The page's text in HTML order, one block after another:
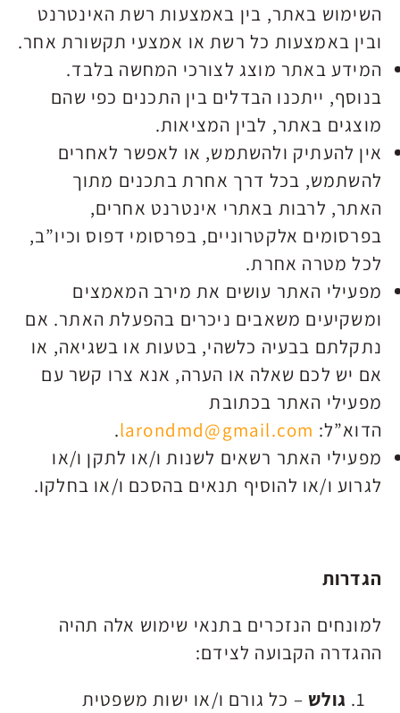
השימוש באתר, בין באמצעות רשת האינטרנט
ובין באמצעות כל רשת או אמצעי תקשורת אחר.
המידע באתר מוצג לצורכי המחשה בלבד.
בנוסף, ייתכנו הבדלים בין התכנים כפי שהם
מוצגים באתר, לבין המציאות.
אין להעתיק ולהשתמש, או לאפשר לאחרים
להשתמש, בכל דרך אחרת בתכנים מתוך
האתר, לרבות באתרי אינטרנט אחרים,
בפרסומים אלקטרוניים, בפרסומי דפוס וכיו”ב,
לכל מטרה אחרת.
מפעילי האתר עושים את מירב המאמצים
ומשקיעים משאבים ניכרים בהפעלת האתר. אם
נתקלתם בבעיה כלשהי, בטעות או בשגיאה, או
אם יש לכם שאלה או הערה, אנא צרו קשר עם
מפעילי האתר בכתובת
הדוא”ל: larondmd@gmail.com
.
מפעילי האתר רשאים לשנות ו/או לתקן ו/או
לגרוע ו/או להוסיף תנאים בהסכם ו/או בחלקו.
הגדרות
למונחים הנזכרים בתנאי שימוש אלה תהיה
ההגדרה הקבועה לצידם:
גולש – כל גורם ו/או ישות משפטית